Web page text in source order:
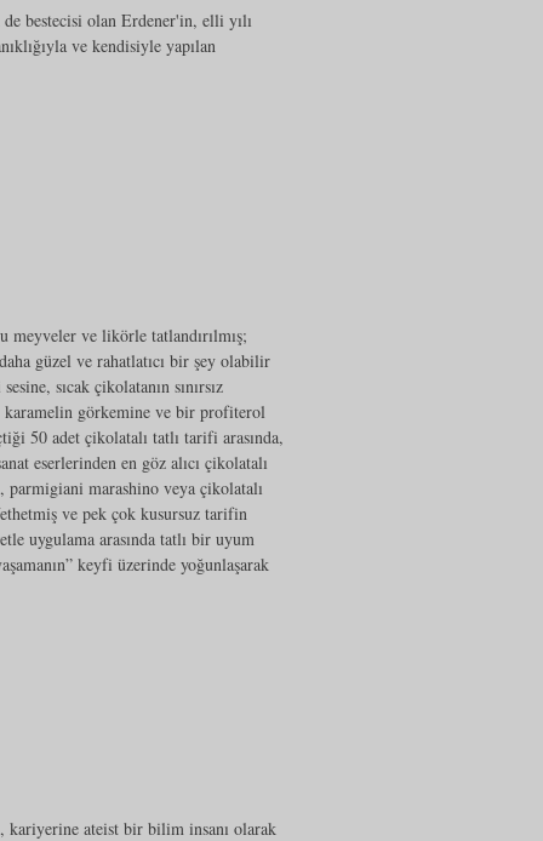
bestecisi olan Erdener'in, elli yılı
ve kendisiyle yapılan
ve likörle tatlandırılmış;
güzel ve rahatlatıcı bir şey olabilir
sıcak çikolatanın sınırsız
karamelin görkemine ve bir profiterol
50 adet çikolatalı tatlı tarifi arasında,
eserlerinden en göz alıcı çikolatalı
marashino veya çikolatalı
ve pek çok kusursuz tarifin
uygulama arasında tatlı bir uyum
keyfi üzerinde yoğunlaşarak
ateist bir bilim insanı olarak